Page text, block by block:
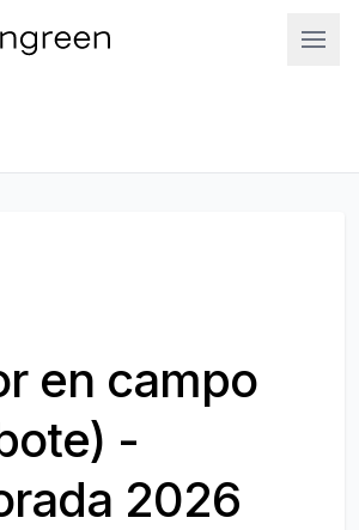
en campo
-
2026